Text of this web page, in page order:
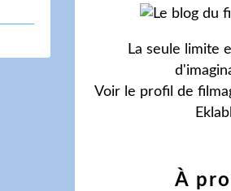
La seule limite
Voir le profil de
À